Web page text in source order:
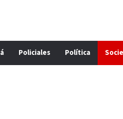
Policiales Política